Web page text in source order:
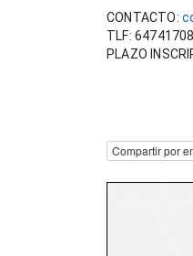
CONTACTO:
TLF:
PLAZO
Compartir por